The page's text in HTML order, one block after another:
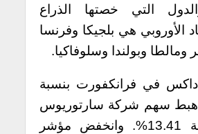
19. والدول التي خصتها الذراع
الأوروبي هي بلجيكا وفرنسا
ومالطا وبولندا وسلوفاكيا.
في فرانكفورت بنسبة
هبط سهم شركة سارتوريوس
ايه جي بنسبة 13.41%. وانخفض مؤشر